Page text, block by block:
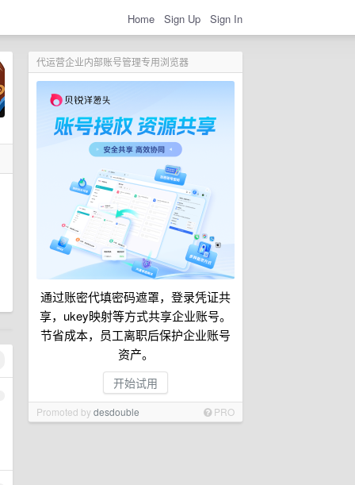
Home Sign Up Sign In
代运营企业内部账号管理专用浏览器
通过账密代填密码遮罩，登录凭证共
享，ukey映射等方式共享企业账号。
节省成本，员工离职后保护企业账号
资产。
开始试用
Promoted bydesdouble PRO